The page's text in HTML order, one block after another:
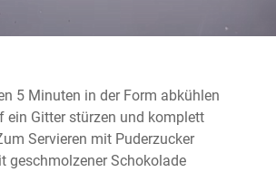
5 Minuten in der Form abkühlen
ein Gitter stürzen und komplett
Servieren mit Puderzucker
geschmolzener Schokolade